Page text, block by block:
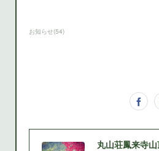
お知らせ(54)
丸山荘鳳来寺